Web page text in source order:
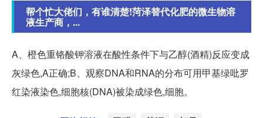
帮个忙大佬们，有谁清楚!菏泽替代化肥的微生物溶
液生产商，...
A、橙色重铬酸钾溶液在酸性条件下与乙醇(酒精)反应变成
灰绿色,A正确;B、观察DNA和RNA的分布可用甲基绿吡罗
红染液染色,细胞核(DNA)被染成绿色,细胞。